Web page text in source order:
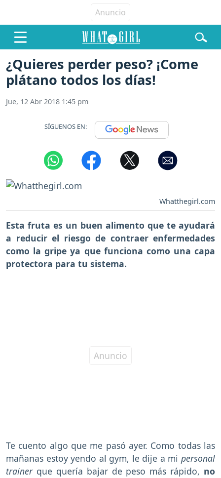
¿Quieres perder peso? ¡Come
plátano todos los días!
Jue, 12 Abr 2018 1:45 pm
SÍGUENOS EN:
Whatthegirl.com
Esta fruta es un buen alimento que te ayudará
a reducir el riesgo de contraer enfermedades
como la gripe ya que funciona como una capa
protectora para tu sistema.
Te cuento algo que me pasó ayer. Como todas las
mañanas estoy yendo al gym, le dije a mi personal
trainer que quería bajar de peso más rápido, no